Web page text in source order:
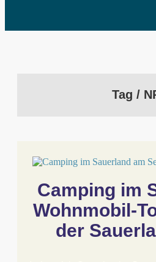
Tag /
Camping im
Wohnmobil-
der